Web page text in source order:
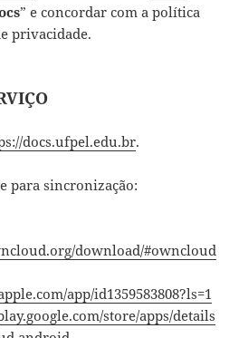
” e concordar com a política
privacidade.
docs.ufpel.edu.br.
para sincronização:
download/#owncloud
app/id1359583808?ls=1
store/apps/details